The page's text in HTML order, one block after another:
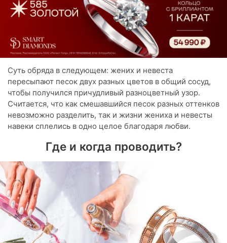
Суть обряда в следующем: жених и невеста
пересыпают песок двух разных цветов в общий сосуд,
чтобы получился причудливый разноцветный узор.
Считается, что как смешавшийся песок разных оттенков
невозможно разделить, так и жизни жениха и невесты
навеки сплелись в одно целое благодаря любви.
Где и когда проводить?